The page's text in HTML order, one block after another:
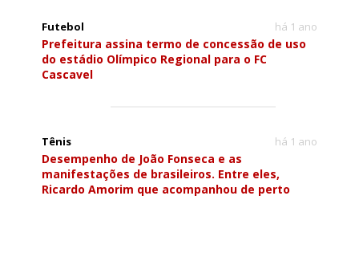
Futebol há 1 ano
Prefeitura assina termo de concessão de uso
do estádio Olímpico Regional para o FC
Cascavel
Tênis há 1 ano
Desempenho de João Fonseca e as
manifestações de brasileiros. Entre eles,
Ricardo Amorim que acompanhou de perto